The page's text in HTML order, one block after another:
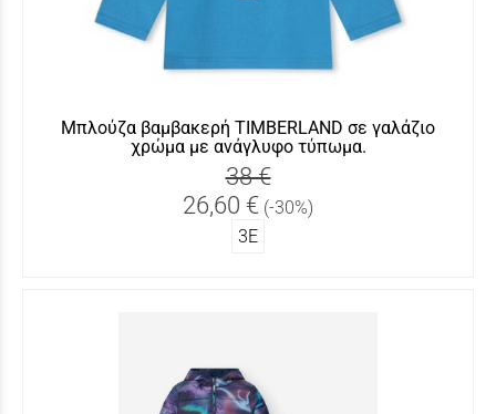
Μπλούζα βαμβακερή TIMBERLAND σε γαλάζιο
χρώμα με ανάγλυφο τύπωμα.
38 €
26,60 € (-30%)
3Ε